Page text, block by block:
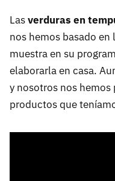
Lasverduras en
nos hemos basado en
muestra en su
elaborarla en casa.
y nosotros nos
productos que